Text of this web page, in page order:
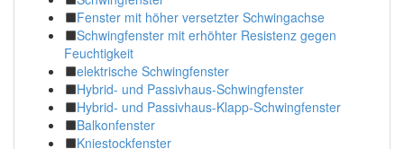
Fenster mit höher versetzter Schwingachse
Schwingfenster mit erhöhter Resistenz gegen
Feuchtigkeit
elektrische Schwingfenster
Hybrid- und Passivhaus-Schwingfenster
Hybrid- und Passivhaus-Klapp-Schwingfenster
Balkonfenster
Kniestockfenster